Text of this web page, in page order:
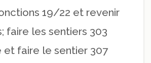
19/22 et revenir
faire les sentiers 303
et faire le sentier 307